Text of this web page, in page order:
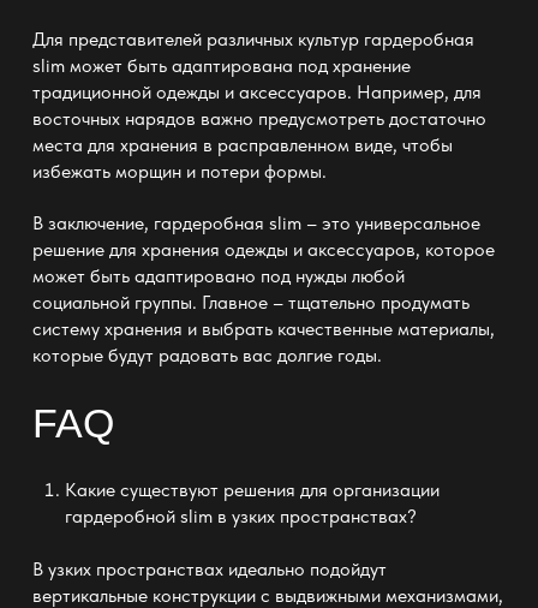
Для представителей различных культур гардеробная
slimможет быть адаптирована под хранение
традиционной одежды и аксессуаров. Например, для
восточных нарядов важно предусмотреть достаточно
места для хранения в расправленном виде, чтобы
избежать морщин и потери формы.
В заключение, гардеробная slim– это универсальное
решение для хранения одежды и аксессуаров, которое
может быть адаптировано под нужды любой
социальной группы. Главное – тщательно продумать
систему хранения и выбрать качественные материалы,
которые будут радовать вас долгие годы.
FAQ
Какие существуют решения для организации
гардеробной slimв узких пространствах?
В узких пространствах идеально подойдут
вертикальные конструкции с выдвижными механизмами,